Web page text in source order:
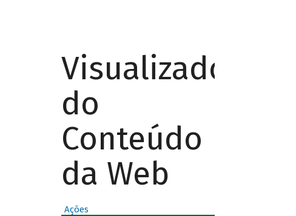
Visualizador
do
Conteúdo
da Web
Ações